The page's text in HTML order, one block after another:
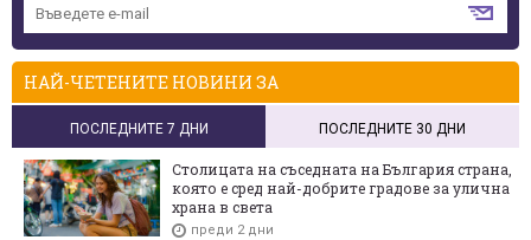
НАЙ-ЧЕТЕНИТЕ НОВИНИ ЗА
ПОСЛЕДНИТЕ 7 ДНИ ПОСЛЕДНИТЕ 30 ДНИ
Столицата на съседната на България страна,
която е сред най-добрите градове за улична
храна в света
преди 2 дни